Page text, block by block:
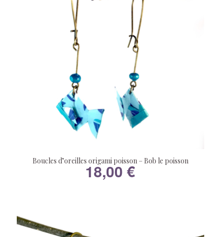
Boucles d’oreilles origami poisson – Bob le poisson
18,00€